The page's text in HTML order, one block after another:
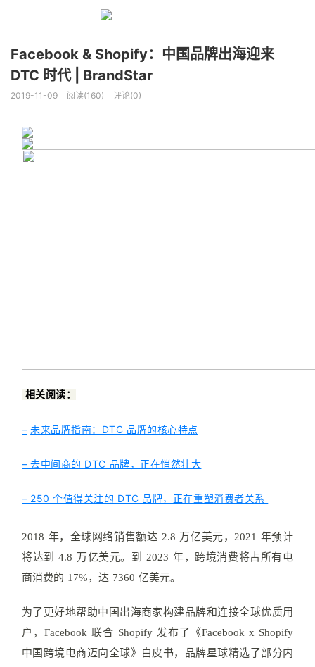
Facebook & Shopify：中国品牌出海迎来
DTC 时代 | BrandStar
2019-11-09 阅读(160) 评论(0)
相关阅读：
– 未来品牌指南：DTC 品牌的核心特点
– 去中间商的 DTC 品牌，正在悄然壮大
– 250 个值得关注的 DTC 品牌，正在重塑消费者关系
2018 年，全球网络销售额达 2.8 万亿美元，2021 年预计
将达到 4.8 万亿美元。到 2023 年，跨境消费将占所有电
商消费的 17%，达 7360 亿美元。
为了更好地帮助中国出海商家构建品牌和连接全球优质用
户，Facebook 联合 Shopify 发布了《Facebook x Shopify
中国跨境电商迈向全球》白皮书，品牌星球精选了部分内